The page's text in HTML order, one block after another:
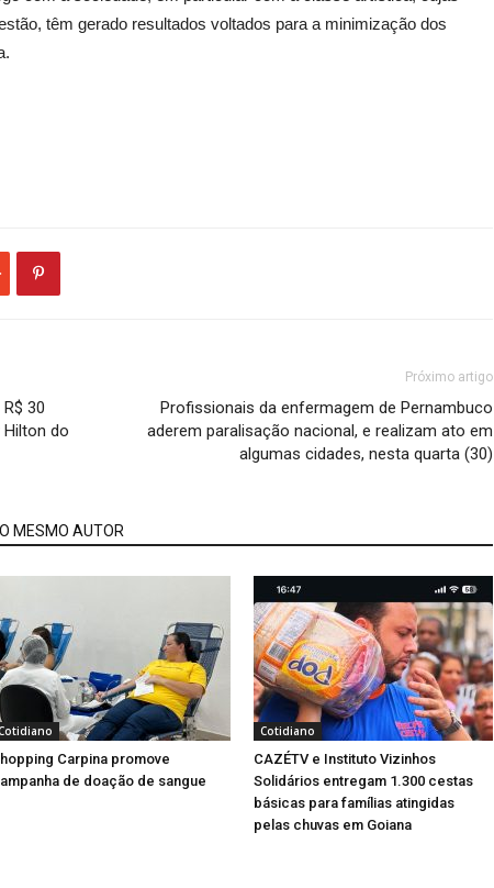
têm gerado resultados voltados para a minimização dos
30
do
Próximo artigo
Profissionais da enfermagem de Pernambuco
aderem paralisação nacional, e realizam ato em
algumas cidades, nesta quarta (30)
MESMO AUTOR
Carpina promove
de doação de sangue
Cotidiano
CAZÉTV e Instituto Vizinhos
Solidários entregam 1.300 cestas
básicas para famílias atingidas
pelas chuvas em Goiana